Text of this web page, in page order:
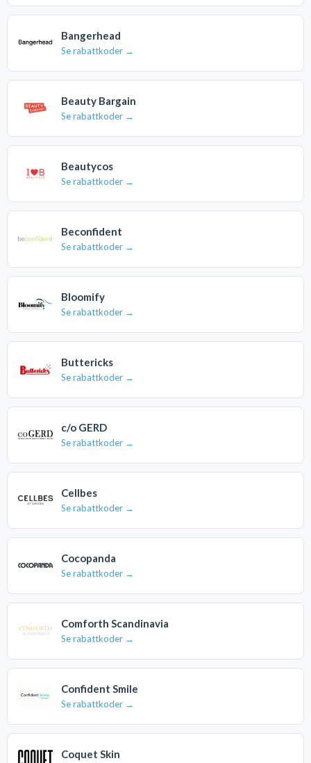
Bangerhead
Se rabattkoder →
Beauty Bargain
Se rabattkoder →
Beautycos
Se rabattkoder →
Beconfident
Se rabattkoder →
Bloomify
Se rabattkoder →
Buttericks
Se rabattkoder →
c/o GERD
Se rabattkoder →
Cellbes
Se rabattkoder →
Cocopanda
Se rabattkoder →
Comforth Scandinavia
Se rabattkoder →
Confident Smile
Se rabattkoder →
Coquet Skin